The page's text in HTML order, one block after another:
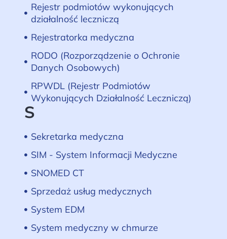
Rejestr podmiotów wykonujących
działalność leczniczą
Rejestratorka medyczna
RODO (Rozporządzenie o Ochronie
Danych Osobowych)
RPWDL (Rejestr Podmiotów
Wykonujących Działalność Leczniczą)
S
Sekretarka medyczna
SIM - System Informacji Medyczne
SNOMED CT
Sprzedaż usług medycznych
System EDM
System medyczny w chmurze